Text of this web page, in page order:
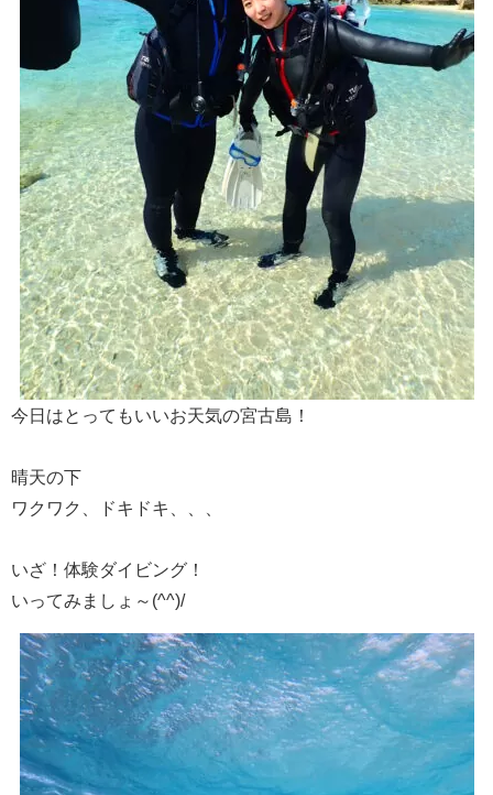
今日はとってもいいお天気の宮古島！
晴天の下
ワクワク、ドキドキ、、、
いざ！体験ダイビング！
いってみましょ～(^^)/